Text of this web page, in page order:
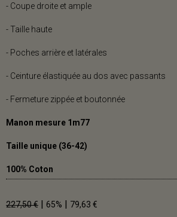
- Coupe droite et ample
- Taille haute
- Poches arrière et latérales
- Ceinture élastiquée au dos avec passants
- Fermeture zippée et boutonnée
Manon mesure 1m77
Taille unique (36-42)
100% Coton
227,50 € 65% 79,63 €